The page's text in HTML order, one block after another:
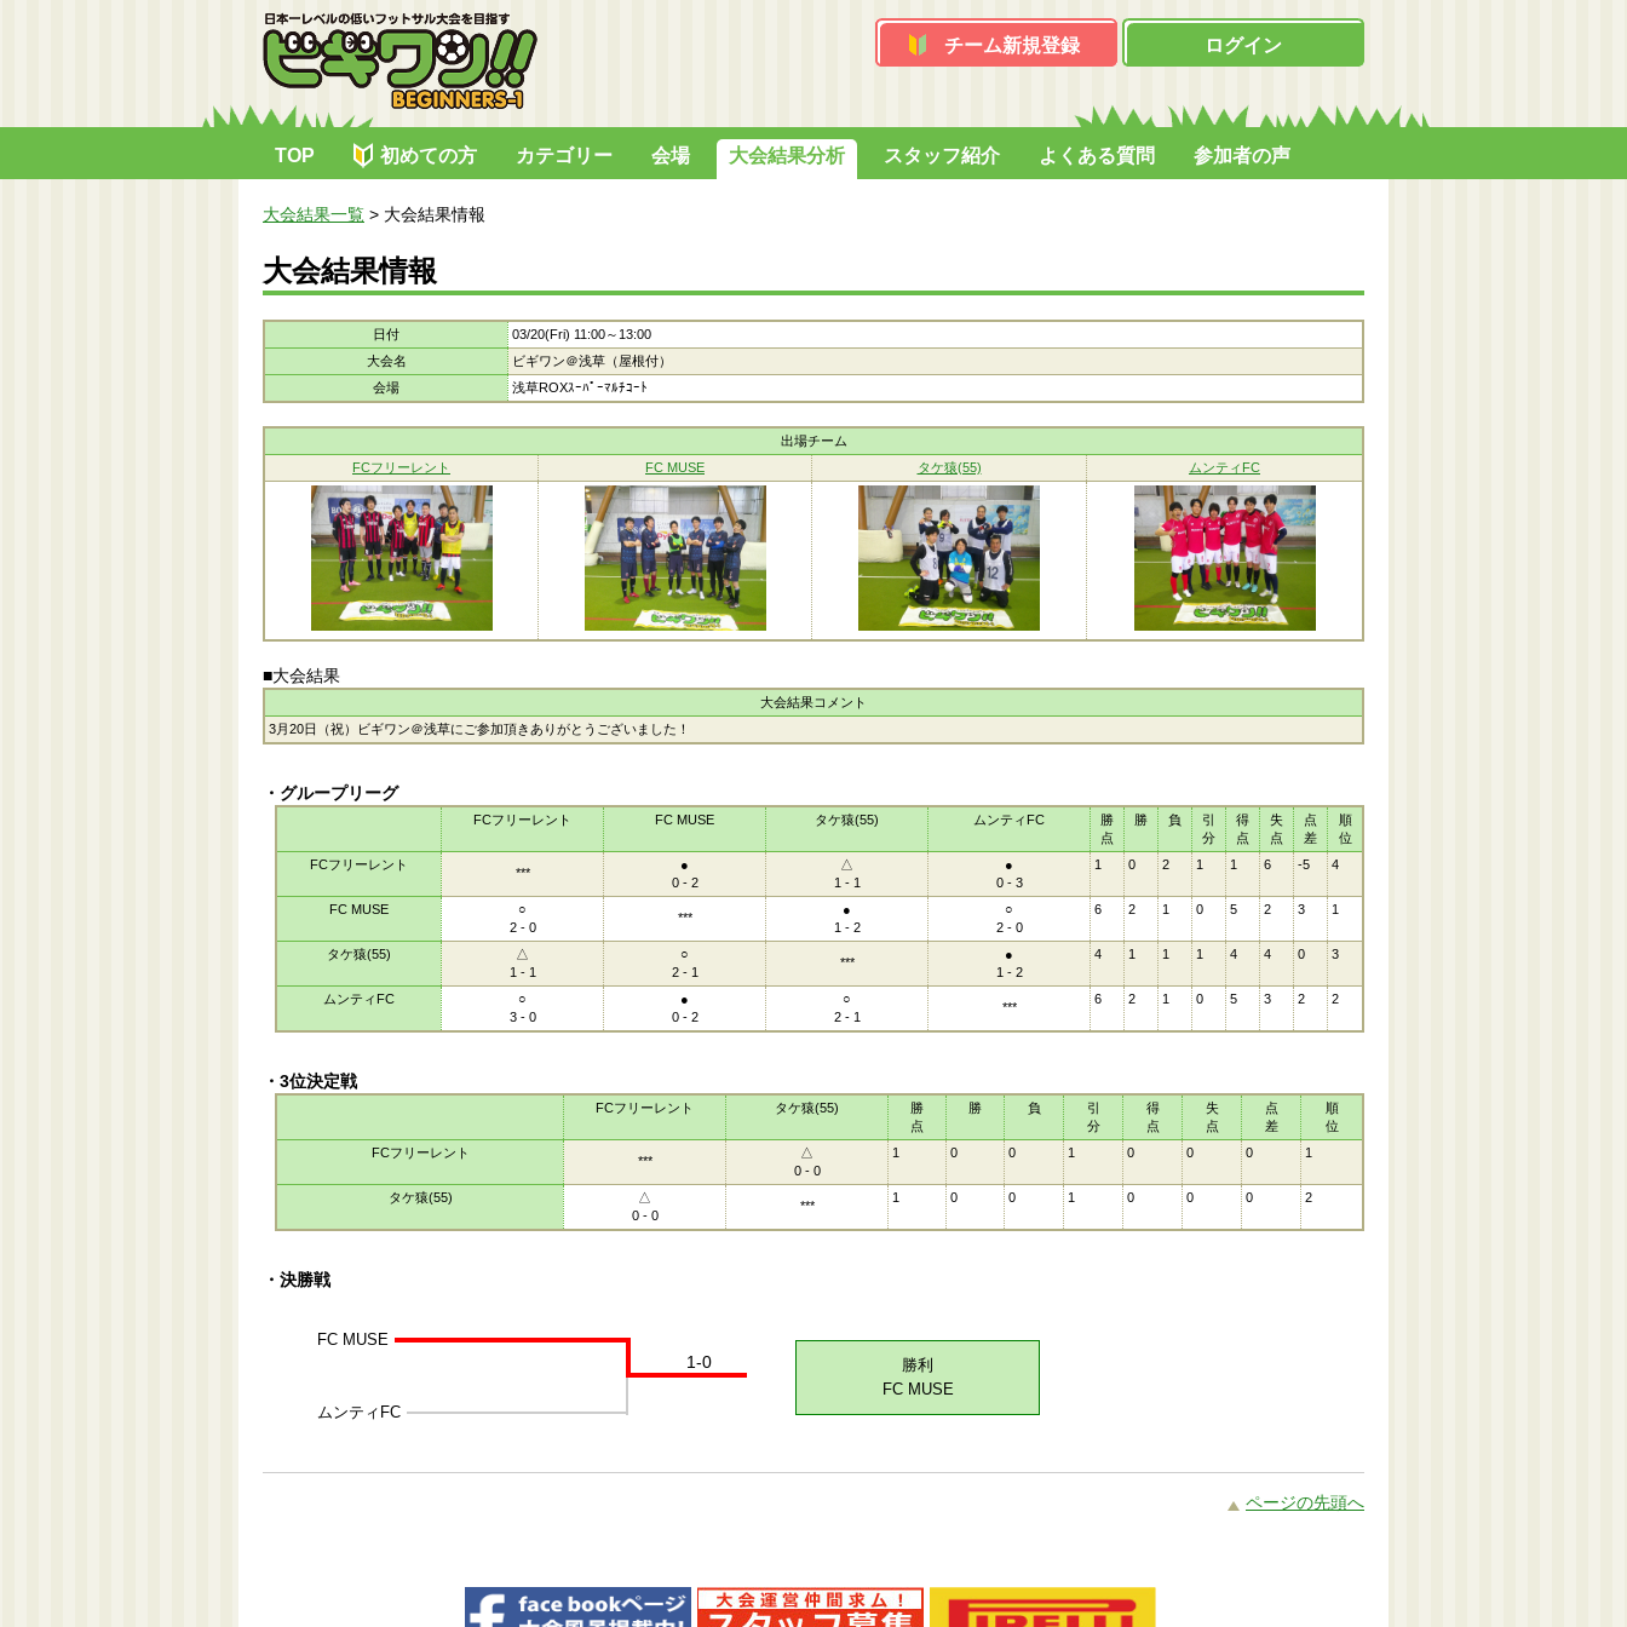
チーム新規登録 ログイン
TOP 初めての方 カテゴリー 会場 大会結果分析 スタッフ紹介 よくある質問 参加者の声
大会結果一覧 > 大会結果情報
大会結果情報
日付
03/20(Fri) 11:00～13:00
大会名
ビギワン＠浅草（屋根付）
会場
浅草ROXｽｰﾊﾟｰﾏﾙﾁｺｰﾄ
出場チーム
FCフリーレント
FC MUSE タケ猿(55) ムンティFC
■大会結果
大会結果コメント
3月20日（祝）ビギワン＠浅草にご参加頂きありがとうございました！
・グループリーグ
FCフリーレント FC MUSE タケ猿(55) ムンティFC
勝
点
勝 負
引
分
得
点
失
点
点
差
順
位
FCフリーレント
***
●
0 - 2
△
1 - 1
●
0 - 3
1 0 2 1 1 6 -5 4
FC MUSE
○
2 - 0
***
●
1 - 2
○
2 - 0
6 2 1 0 5 2 3 1
タケ猿(55)
△
1 - 1
○
2 - 1
***
●
1 - 2
4 1 1 1 4 4 0 3
ムンティFC
○
3 - 0
●
0 - 2
○
2 - 1
***
6 2 1 0 5 3 2 2
・3位決定戦
FCフリーレント タケ猿(55)
勝
点
勝 負
引
分
得
点
失
点
点
差
順
位
FCフリーレント
***
△
0 - 0
1 0 0 1 0 0 0 1
タケ猿(55)
△
0 - 0
***
1 0 0 1 0 0 0 2
・決勝戦
FC MUSE
ムンティFC
1-0
勝利
FC MUSE
ページの先頭へ